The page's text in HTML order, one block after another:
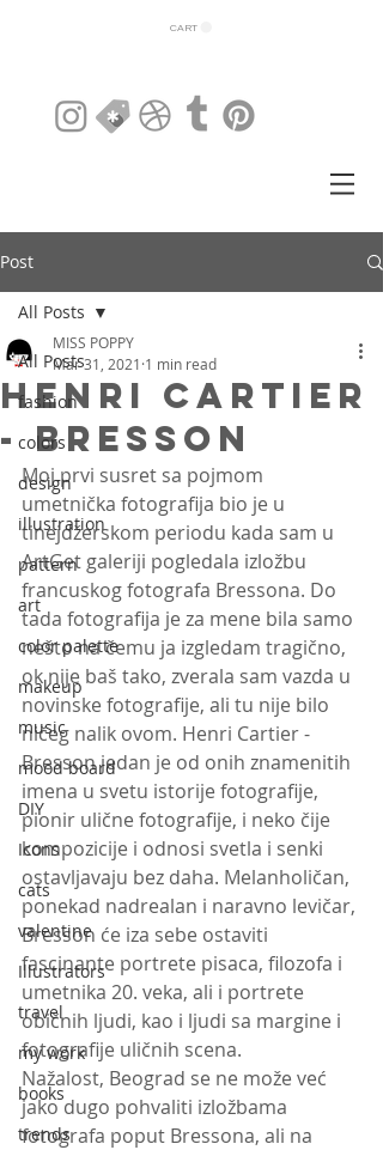
CART
Post
All Posts
fashion
colors
design
illustration
pattern
art
color palette
makeup
music
mood board
DIY
Icons
cats
valentine
Illustrators
travel
my work
books
trends
All Posts
Henri Cartier
- Bresson
MISS POPPY
Mar 31, 2021 1 min read
Moj prvi susret sa pojmom
umetnička fotografija bio je u
tinejdžerskom periodu kada sam u
ArtGet galeriji pogledala izložbu
francuskog fotografa Bressona. Do
tada fotografija je za mene bila samo
nešto na čemu ja izgledam tragično,
ok nije baš tako, zverala sam vazda u
novinske fotografije, ali tu nije bilo
ničeg nalik ovom. Henri Cartier -
Bresson jedan je od onih znamenitih
imena u svetu istorije fotografije,
pionir ulične fotografije, i neko čije
kompozicije i odnosi svetla i senki
ostavljavaju bez daha. Melanholičan,
ponekad nadrealan i naravno levičar,
Bresson će iza sebe ostaviti
fascinante portrete pisaca, filozofa i
umetnika 20. veka, ali i portrete
običnih ljudi, kao i ljudi sa margine i
fotografije uličnih scena.
Nažalost, Beograd se ne može već
jako dugo pohvaliti izložbama
fotografa poput Bressona, ali na